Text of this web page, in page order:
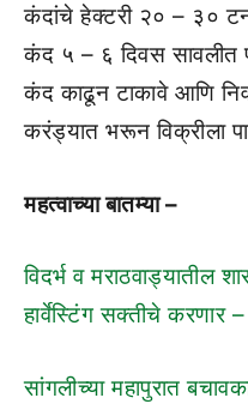
कंदांचे हेक्टरी २० – ३०
कंद ५ – ६ दिवस
कंद काढून टाकावे आणि
करंड्यात भरून विक्रीला
महत्वाच्या बातम्या –
विदर्भ व मराठवाड्यातील
हार्वेस्टिंग सक्तीचे करणार
सांगलीच्या महापुरात